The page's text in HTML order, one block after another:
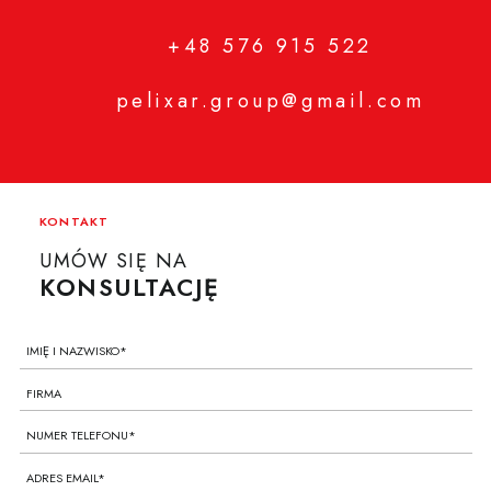
+48 576 915 522
pelixar.group@gmail.com
KONTAKT
UMÓW SIĘ NA
KONSULTACJĘ